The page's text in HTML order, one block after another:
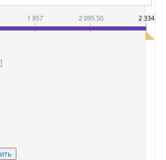
1 857 2 095.50 2 334